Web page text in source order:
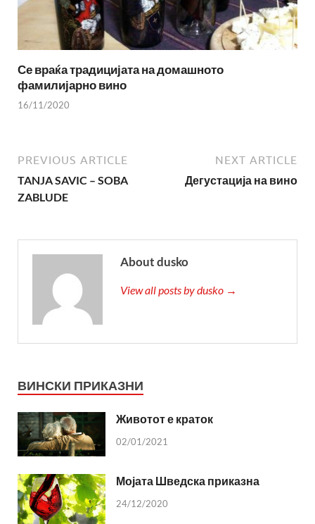
Се враќа традицијата на домашното
фамилијарно вино
16/11/2020
PREVIOUS ARTICLE
TANJA SAVIC – SOBA
ZABLUDE
NEXT ARTICLE
Дегустација на вино
About dusko
View all posts by dusko →
ВИНСКИ ПРИКАЗНИ
Животот е краток
02/01/2021
Мојата Шведска приказна
24/12/2020